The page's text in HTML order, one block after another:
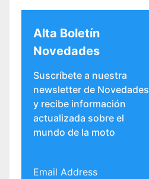
Alta Boletín
Novedades
Suscríbete a nuestra
newsletter de Novedades
y recibe información
actualizada sobre el
mundo de la moto
Email Address